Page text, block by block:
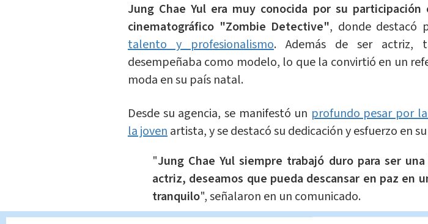
Jung Chae Yul era muy conocida por su
cinematográfico "Zombie Detective", donde destacó
talento y profesionalismo. Además de ser actriz,
desempeñaba como modelo, lo que la convirtió en un
moda en su país natal.
Desde su agencia, se manifestó un profundo pesar por
la jovenartista, y se destacó su dedicación y esfuerzo en
"Jung Chae Yul siempre trabajó duro para ser
actriz, deseamos que pueda descansar en paz en
tranquilo", señalaron en un comunicado.